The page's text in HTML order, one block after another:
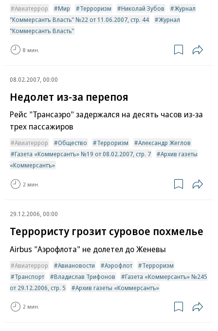
Авиатеррор Мир Терроризм Николай Зубов
Журнал
"Коммерсантъ Власть" №22 от 11.06.2007, стр. 44
Журнал
"Коммерсантъ Власть"
8 мин.
08.02.2007, 00:00
Недолет из-за перепоя
Рейс "Трансаэро" задержался на десять часов из-за
трех пассажиров
Авиатеррор Общество Терроризм
Александр Жеглов
Газета «Коммерсантъ» №19 от 08.02.2007, стр. 7
Архив газеты
«Коммерсантъ»
2 мин.
29.12.2006, 00:00
Террористу грозит суровое похмелье
Airbus "Аэрофлота" не долетел до Женевы
Авиатеррор Авиановости Аэрофлот
Терроризм
Транспорт
Владислав Трифонов
Газета «Коммерсантъ» №245
от 29.12.2006, стр. 5
Архив газеты «Коммерсантъ»
2 мин.